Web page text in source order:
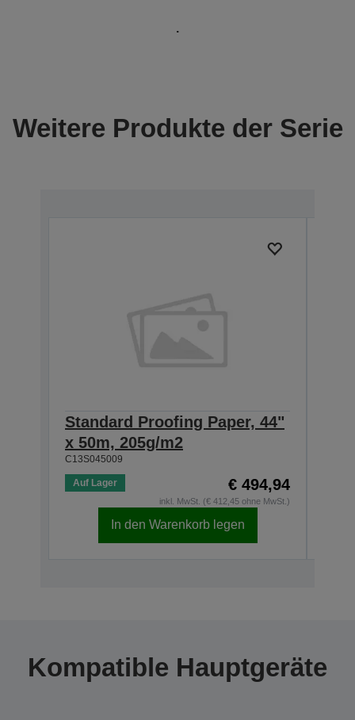
.
Weitere Produkte der Serie
Standard Proofing Paper, 44"
x 50m, 205g/m2
C13S045009
Auf Lager € 494,94
inkl. MwSt. (€ 412,45 ohne MwSt.)
In den Warenkorb legen
Kompatible Hauptgeräte